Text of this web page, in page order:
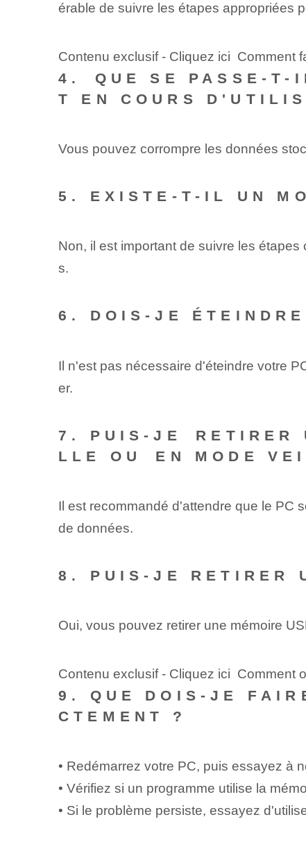
érable de suivre les étapes appropriées
Contenu exclusif - Cliquez ici Comment
4.⁢ QUE SE PASSE-T-
T EN COURS
Vous pouvez corrompre les données
5. EXISTE-T-IL UN
Non, il est important de suivre les
s.
6. DOIS-JE
Il n'est pas nécessaire d'éteindre votre
er.
7. PUIS-JE ⁢RETIRER
LLE OU⁤ EN MODE
Il est recommandé d'attendre que le PC
de données.
8.​ PUIS-JE RETIRER
Oui, vous pouvez retirer une mémoire
Contenu exclusif - Cliquez ici Comment
9. QUE DOIS-JE
CTEMENT ?
• ‍Redémarrez votre PC, puis essayez à
• Vérifiez si un programme utilise la
• ⁤Si le ⁣problème persiste, essayez